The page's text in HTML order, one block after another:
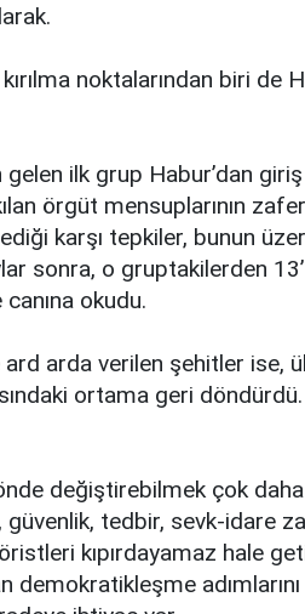
noktalarından biri de
ilk grup Habur’dan giriş
örgüt mensuplarının
karşı tepkiler, bunun
sonra, o gruptakilerden
okudu.
ard arda verilen şehitler ise,
ortama geri
değiştirebilmek çok
güvenlik, tedbir, sevk-idare
kıpırdayamaz hale
demokratikleşme